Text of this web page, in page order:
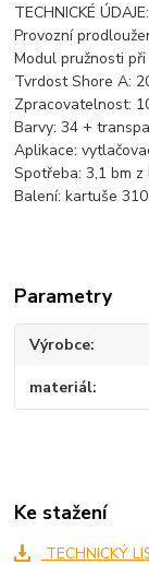
TECHNICKÉ ÚDAJE:
Provozní
Modul pružnosti při
Tvrdost Shore A:
Zpracovatelnost:
Barvy: 34 +
Aplikace:
Spotřeba: 3,1 bm
Balení: kartuše
Parametry
Výrobce
materiál
Ke stažení
TECHNICKÝ